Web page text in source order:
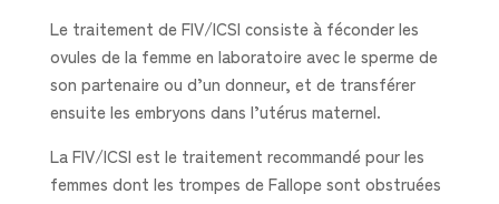
Le traitement de FIV/ICSI consiste à féconder les
ovules de la femme en laboratoire avec le sperme de
son partenaire ou d’un donneur, et de transférer
ensuite les embryons dans l’utérus maternel.
La FIV/ICSI est le traitement recommandé pour les
femmes dont les trompes de Fallope sont obstruées